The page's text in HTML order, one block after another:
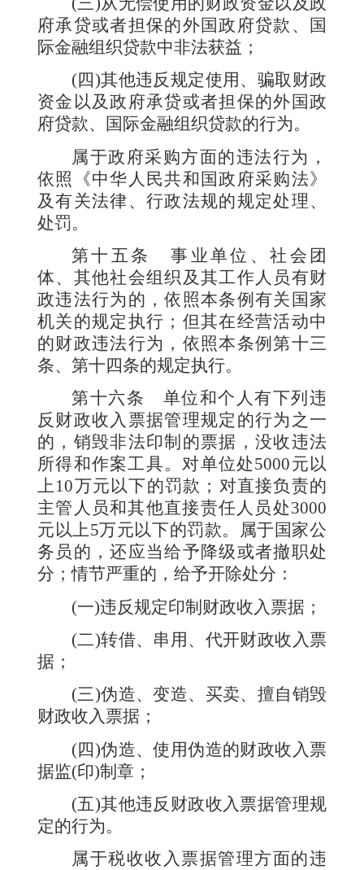
府承贷或者担保的外国政府贷款、国
际金融组织贷款中非法获益；
(四)其他违反规定使用、骗取财政
资金以及政府承贷或者担保的外国政
府贷款、国际金融组织贷款的行为。
属于政府采购方面的违法行为，
依照《中华人民共和国政府采购法》
及有关法律、行政法规的规定处理、
处罚。
第十五条事业单位、社会团
体、其他社会组织及其工作人员有财
政违法行为的，依照本条例有关国家
机关的规定执行；但其在经营活动中
的财政违法行为，依照本条例第十三
条、第十四条的规定执行。
第十六条 单位和个人有下列违
反财政收入票据管理规定的行为之一
的，销毁非法印制的票据，没收违法
所得和作案工具。对单位处5000元以
上10万元以下的罚款；对直接负责的
主管人员和其他直接责任人员处3000
元以上5万元以下的罚款。属于国家公
务员的，还应当给予降级或者撤职处
分；情节严重的，给予开除处分：
(一)违反规定印制财政收入票据；
(二)转借、串用、代开财政收入票
据；
(三)伪造、变造、买卖、擅自销毁
财政收入票据；
(四)伪造、使用伪造的财政收入票
据监(印)制章；
(五)其他违反财政收入票据管理规
定的行为。
属于税收收入票据管理方面的违